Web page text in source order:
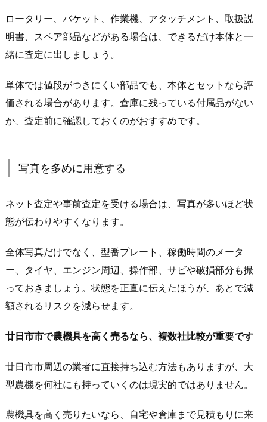
ロータリー、バケット、作業機、アタッチメント、取扱説
明書、スペア部品などがある場合は、できるだけ本体と一
緒に査定に出しましょう。
単体では値段がつきにくい部品でも、本体とセットなら評
価される場合があります。倉庫に残っている付属品がない
か、査定前に確認しておくのがおすすめです。
写真を多めに用意する
ネット査定や事前査定を受ける場合は、写真が多いほど状
態が伝わりやすくなります。
全体写真だけでなく、型番プレート、稼働時間のメータ
ー、タイヤ、エンジン周辺、操作部、サビや破損部分も撮
っておきましょう。状態を正直に伝えたほうが、あとで減
額されるリスクを減らせます。
廿日市市で農機具を高く売るなら、複数社比較が重要です
廿日市市周辺の業者に直接持ち込む方法もありますが、大
型農機を何社にも持っていくのは現実的ではありません。
農機具を高く売りたいなら、自宅や倉庫まで見積もりに来